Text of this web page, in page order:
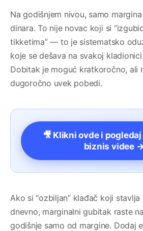
Na godišnjem nivou, samo
dinara. To nije novac koji si
tikketima” — to je sistematsko
koje se dešava na svakoj
Dobitak je moguć kratkoročno, ali
dugoročno uvek pobedi.
🎥 Klikni ovde i
biznis videe
Ako si “ozbiljan” klađač koji
dnevno, marginalni gubitak raste
godišnje samo od margine. Dodaj